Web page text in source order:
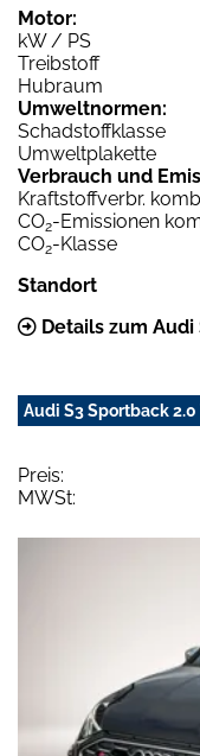
Motor:
kW / PS
Treibstoff
Hubraum
Umweltnormen:
Schadstoffklasse
Umweltplakette
Verbrauch und
Kraftstoffverbr.
CO2-Emissionen
CO2-Klasse
Standort
Details zum Audi
Audi S3 Sportback
Preis:
MWSt: